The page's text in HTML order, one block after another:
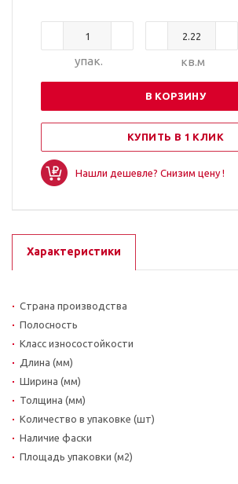
упак. кв.м
В КОРЗИНУ
КУПИТЬ В 1 КЛИК
Нашли дешевле? Снизим цену !
Характеристики
Страна производства
Полосность
Класс износостойкости
Длина (мм)
Ширина (мм)
Толщина (мм)
Количество в упаковке (шт)
Наличие фаски
Площадь упаковки (м2)